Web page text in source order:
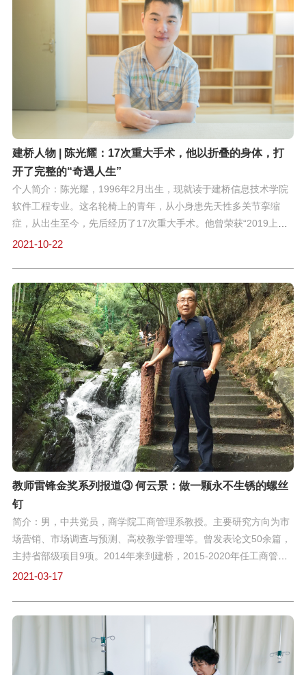
互动，沈潘玥回忆起备课初期曾焦虑如何才能让课程有趣易懂：“我
们一群志愿者每晚围坐在教室一起商量一起磨课，慢慢解决了这个
问题。”白天，她教孩子用废纸板制作潜水艇模型；傍晚，借着落日
的余晖走访留守儿童家庭。有一次，两位女生约好逃课，既没提前
请假，也没说明原因。下午她们回到教室后，团队老师唱“红脸”批
评，沈潘玥则耐心唱“白脸”：“我蹲下来和她们平视，轻声问‘是不是
遇到什么困难了？’”后来，其中一个女孩主动找她谈心，离开前送
了她一叠亲手画的画。今年寒假，女
建桥人物 | 陈光耀：17次重大手术，他以折叠的身体，打
开了完整的“奇遇人生”
个人简介：陈光耀，1996年2月出生，现就读于建桥信息技术学院
软件工程专业。这名轮椅上的青年，从小身患先天性多关节挛缩
症，从出生至今，先后经历了17次重大手术。他曾荣获“2019上海
大学生年度人物”、六安市首届“十佳美德少年”；获国家奖学金；上
如，却逐步打开因病“折叠”的身躯，实现了站立与行走。这名不甘
做轮椅“囚徒”的少年，在挣脱残障束缚的过程中，也打开了完整
的“奇遇人生”，一次次“站”至领奖台中央。作为县内唯一推选名额，
获得六安市“首届十佳美德好少年”；与名校博士同台接受“2019年度
上海市大学生年度人物”荣誉称号，全市不过10人；从全国6万名荣
获2019—2020学年度国家奖学金的优秀本专科学生中脱颖而出，
成为100名国家奖学金获奖学生的优秀代表之一……我想站起来上
下楼梯，走完不足20级的台阶，对于普通人来说，不到1分钟时
间。多一级、少一级，没有很大差别。但对拄着双拐才能行走的陈
光耀来说，每一级台阶都需要计量。求学期间，碰到学校实在无法
安排至一楼的课程，陈光耀总要预估
2021-10-22
教师雷锋金奖系列报道③ 何云景：做一颗永不生锈的螺丝
钉
简介：男，中共党员，商学院工商管理系教授。主要研究方向为市
场营销、市场调查与预测、高校教学管理等。曾发表论文50余篇，
主持省部级项目9项。2014年来到建桥，2015-2020年任工商管理
系主任，2020年获教师雷锋金奖。“一个人的生命是应该这样度过
院。“刚来建桥的时候，看到雷锋像顿时就感到十分亲切，我们这代
人就是从学雷锋过来的。”在了解到校训及育人理念后，何云景认为
自己来到了对的地方。挤劲钻劲，钉子精神“关于雷锋，我最欣赏他
2021-03-17